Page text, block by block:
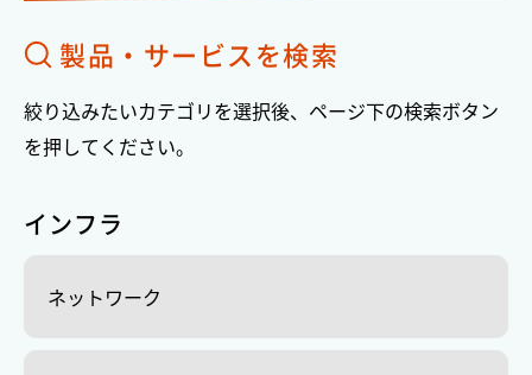
製品・サービスを検索
絞り込みたいカテゴリを選択後、ページ下の検索ボタン
を押してください。
インフラ
ネットワーク